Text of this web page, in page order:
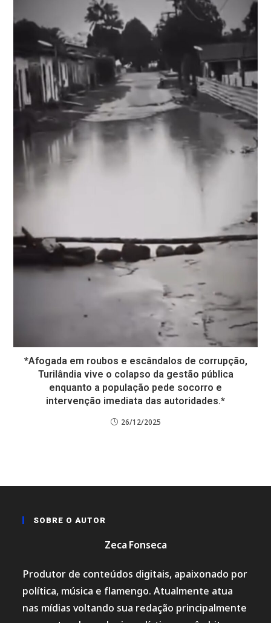
*Afogada em roubos e escândalos de corrupção,
Turilândia vive o colapso da gestão pública
enquanto a população pede socorro e
intervenção imediata das autoridades.*
26/12/2025
SOBRE O AUTOR
Zeca Fonseca
Produtor de conteúdos digitais, apaixonado por
política, música e flamengo. Atualmente atua
nas mídias voltando sua redação principalmente